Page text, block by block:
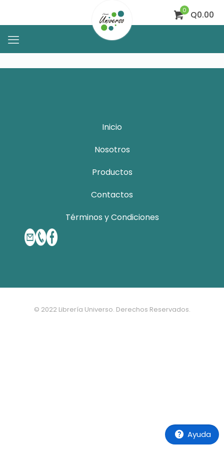
0 Q0.00
Inicio
Nosotros
Productos
Contactos
Términos y Condiciones
© 2022 Librería Universo. Derechos Reservados.
Ayuda